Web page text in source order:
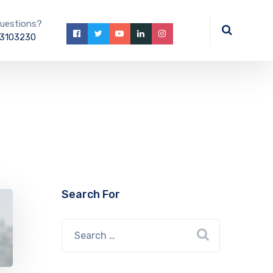
Search For